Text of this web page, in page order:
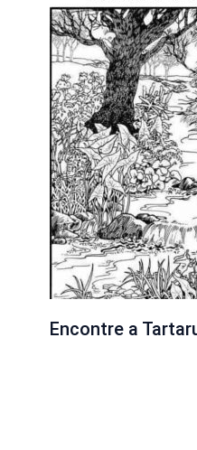
Encontre a